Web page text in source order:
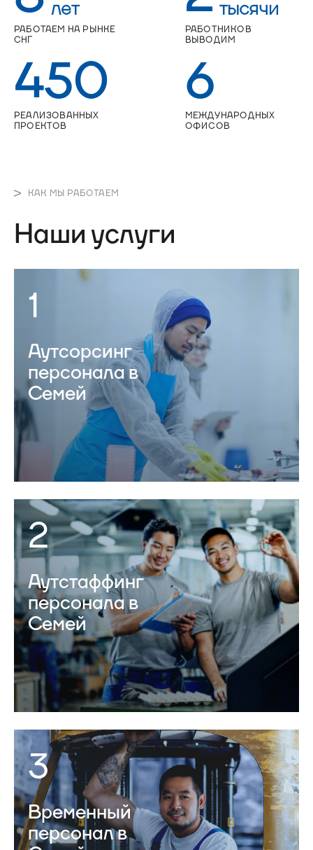
лет
РАБОТАЕМ НА РЫНКЕ
СНГ
тысячи
РАБОТНИКОВ
ВЫВОДИМ
450
РЕАЛИЗОВАННЫХ
ПРОЕКТОВ
6
МЕЖДУНАРОДНЫХ
ОФИСОВ
КАК МЫ РАБОТАЕМ
Наши услуги
1
Аутсорсинг
персонала в
Семей
2
Аутстаффинг
персонала в
Семей
3
Временный
персонал в